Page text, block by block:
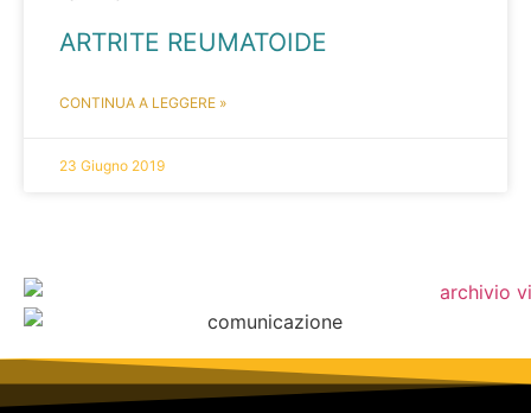
ARTRITE REUMATOIDE
CONTINUA A LEGGERE »
23 Giugno 2019